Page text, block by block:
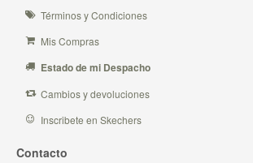
Términos y Condiciones
Mis Compras
Estado de mi Despacho
Cambios y devoluciones
Inscribete en Skechers
Contacto